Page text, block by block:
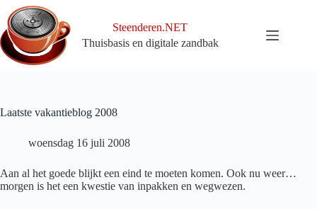
naar
de
inhoud
Steenderen.NET
Thuisbasis en digitale zandbak
Laatste vakantieblog 2008
woensdag 16 juli 2008
Aan al het goede blijkt een eind te moeten komen. Ook nu weer…
morgen is het een kwestie van inpakken en wegwezen.